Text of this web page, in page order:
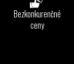
Bezkonkurenčné
ceny